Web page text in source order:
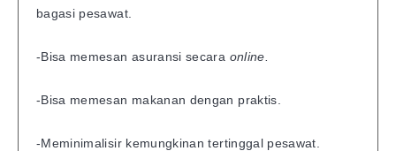
bagasi pesawat.
-Bisa memesan asuransi secara online.
-Bisa memesan makanan dengan praktis.
-Meminimalisir kemungkinan tertinggal pesawat.